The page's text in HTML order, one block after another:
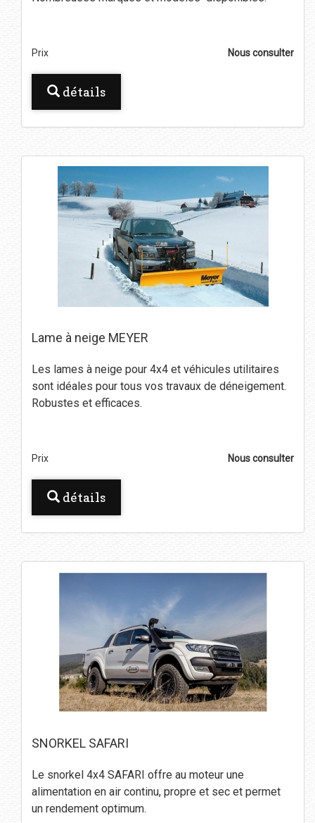
Prix Nous consulter
détails
Lame à neige MEYER
Les lames à neige pour 4x4 et véhicules utilitaires
sont idéales pour tous vos travaux de déneigement.
Robustes et efficaces.
Prix Nous consulter
détails
SNORKEL SAFARI
Le snorkel 4x4 SAFARI offre au moteur une
alimentation en air continu, propre et sec et permet
un rendement optimum.